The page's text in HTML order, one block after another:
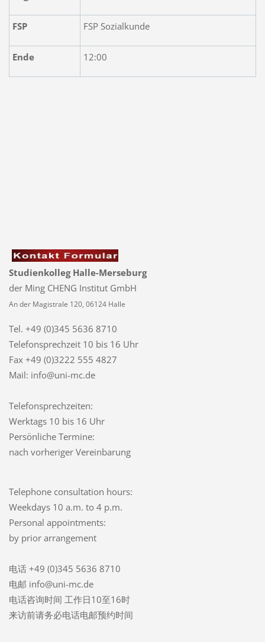
FSP FSP Sozialkunde
Ende 12:00
Studienkolleg Halle-Merseburg
der Ming CHENG Institut GmbH
An der Magistrale 120, 06124 Halle
Tel. +49 (0)345 5636 8710
Telefonsprechzeit 10 bis 16 Uhr
Fax +49 (0)3222 555 4827
Mail: info@uni-mc.de
Telefonsprechzeiten:
Werktags 10 bis 16 Uhr
Persönliche Termine:
nach vorheriger Vereinbarung
Telephone consultation hours:
Weekdays 10 a.m. to 4 p.m.
Personal appointments:
by prior arrangement
电话 +49 (0)345 5636 8710
电邮 info@uni-mc.de
电话咨询时间 工作日10至16时
来访前请务必电话电邮预约时间